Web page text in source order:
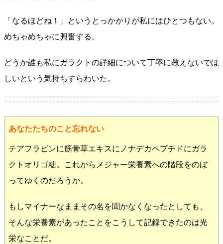
「なるほどね！」というとっかかりが私にはひとつもない。
めちゃめちゃに興奮する。
どうか誰も私にガラクトの詳細について丁寧に教えないでほ
しいという気持ちすらわいた。
あなたたちのこと忘れない
テアフラビンに筋骨草エキスにノナデカペプチドにガラ
クトオリゴ糖。これからメジャー栄養素への階段をのぼ
ってゆくのだろうか。
もしマイナーなままその名を聞かなくなったとしても、
そんな栄養素があったことをこうして記録できたのは光
栄なことだ。